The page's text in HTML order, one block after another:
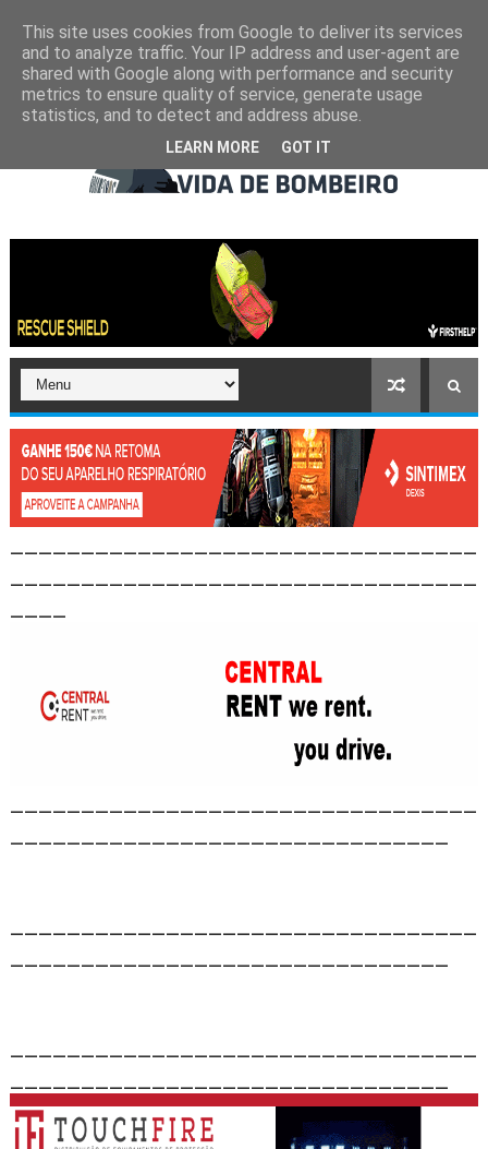
This site uses cookies from Google to deliver its services
and to analyze traffic. Your IP address and user-agent are
shared with Google along with performance and security
metrics to ensure quality of service, generate usage
statistics, and to detect and address abuse.
LEARN MORE GOT IT